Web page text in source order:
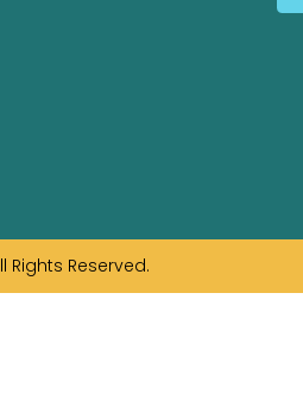
Rights Reserved.